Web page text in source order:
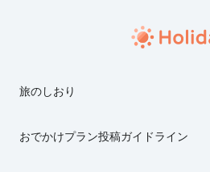
旅のしおり
おでかけプラン投稿ガイドライン